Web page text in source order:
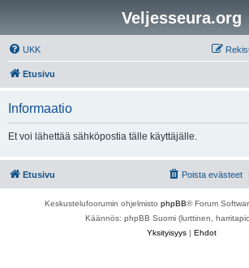
Veljesseura.org
UKK
Etusivu
Informaatio
Et voi lähettää sähköpostia tälle käyttäjälle.
Etusivu Poista evästeet
Keskustelufoorumin ohjelmisto phpBB® Forum
Käännös: phpBB Suomi (lurttinen,
Yksityisyys | Ehdot